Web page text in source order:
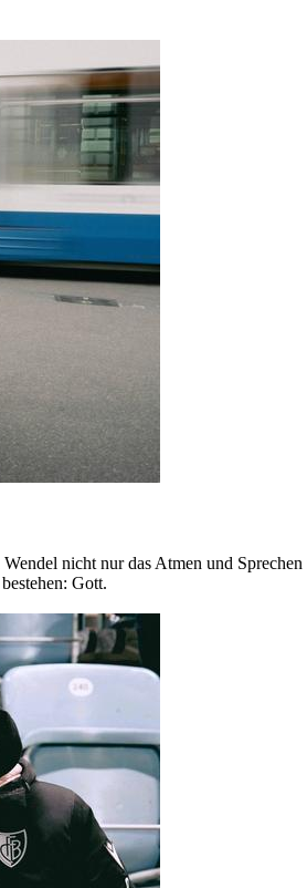
nicht nur das Atmen und
Gott.